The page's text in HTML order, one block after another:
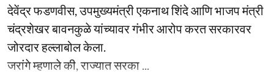
देवेंद्र फडणवीस, उपमुख्यमंत्री एकनाथ शिंदे आणि भाजप मंत्री
चंद्रशेखर बावनकुळे यांच्यावर गंभीर आरोप करत सरकारवर
जोरदार हल्लाबोल केला.
जरांगे म्हणाले की, राज्यात सरका ...